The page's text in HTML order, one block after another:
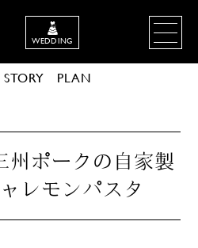
WEDDING
STORY PLAN
州ポークの自家製
レモンパスタ